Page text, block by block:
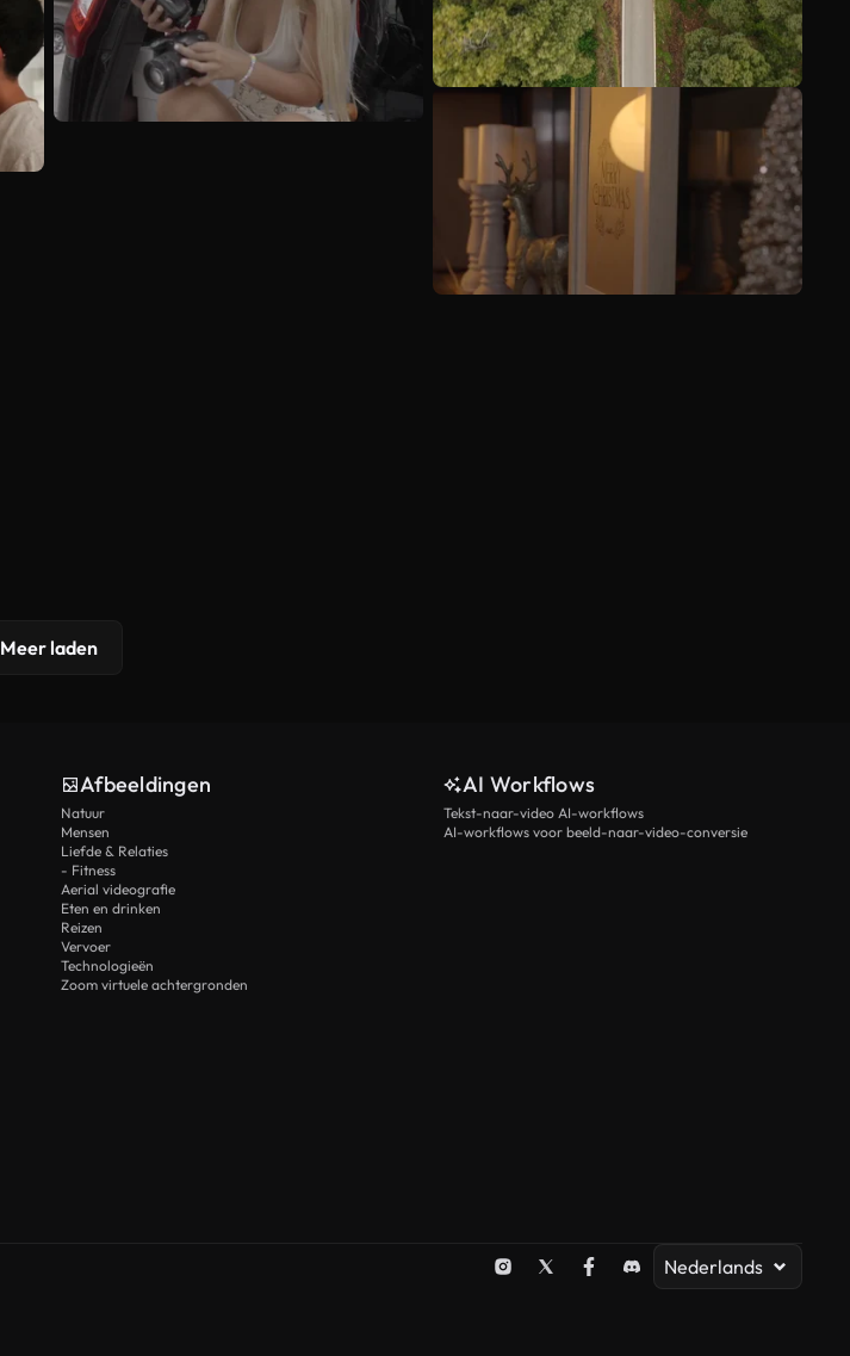
Meer laden
Afbeeldingen
Natuur
Mensen
Liefde & Relaties
- Fitness
Aerial videografie
Eten en drinken
Reizen
Vervoer
Technologieën
Zoom virtuele achtergronden
AI Workflows
Tekst-naar-video AI-workflows
AI-workflows voor beeld-naar-video-conversie
Nederlands